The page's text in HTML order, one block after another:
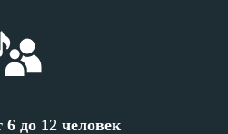
6 до 12 человек